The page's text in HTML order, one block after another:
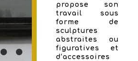
propose son
travail sous
forme de
sculptures
abstraites ou
figuratives et
d’accessoires